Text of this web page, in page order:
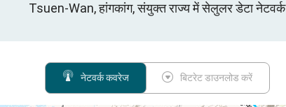
Tsuen-Wan, हांगकांग, संयुक्त राज्य में सेलुलर डेटा नेटवर्क
नेटवर्क कवरेज बिटरेट डाउनलोड करें